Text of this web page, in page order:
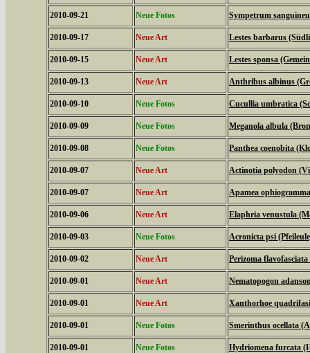
2010-09-21 Neue Fotos Sympetrum
2010-09-17 Neue Art Lestes barbarus
2010-09-15 Neue Art Lestes sponsa
2010-09-13 Neue Art Anthribus albinus
2010-09-10 Neue Fotos Cucullia umbratica
2010-09-09 Neue Fotos Meganola albula
2010-09-08 Neue Fotos Panthea coenobita
2010-09-07 Neue Art Actinotia polyodon
2010-09-07 Neue Art Apamea
2010-09-06 Neue Art Elaphria venustula
2010-09-03 Neue Fotos Acronicta psi
2010-09-02 Neue Art Perizoma
2010-09-01 Neue Art Nematopogon
2010-09-01 Neue Art Xanthorhoe
2010-09-01 Neue Fotos Smerinthus ocellata
2010-09-01 Neue Fotos Hydriomena furcata